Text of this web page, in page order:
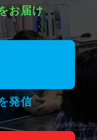
お届け
発信